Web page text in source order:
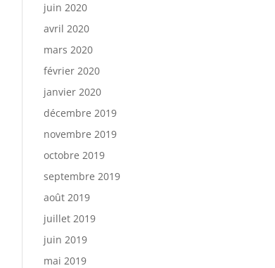
juin 2020
avril 2020
mars 2020
février 2020
janvier 2020
décembre 2019
novembre 2019
octobre 2019
septembre 2019
août 2019
juillet 2019
juin 2019
mai 2019